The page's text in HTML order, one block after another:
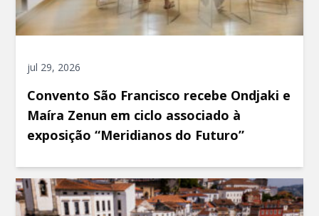
jul 29, 2026
Convento São Francisco recebe Ondjaki e
Maíra Zenun em ciclo associado à
exposição “Meridianos do Futuro”